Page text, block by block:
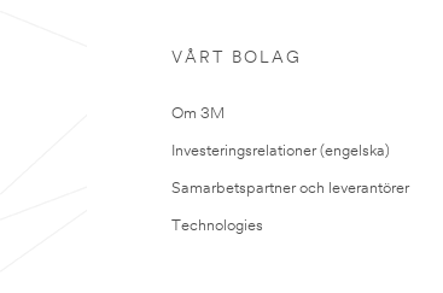
VÅRT BOLAG
Om 3M
Investeringsrelationer (engelska)
Samarbetspartner och leverantörer
Technologies